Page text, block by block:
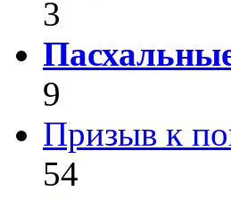
3
9
Призыв к
54